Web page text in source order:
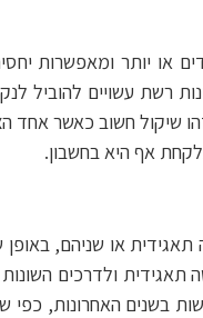
יותר ומאפשרות יחסים
שיקול חשוב כאשר אחד
אף היא בחשבון.
תאגידית או שניהם,
תאגידית ולדרכים
בשנים האחרונות,